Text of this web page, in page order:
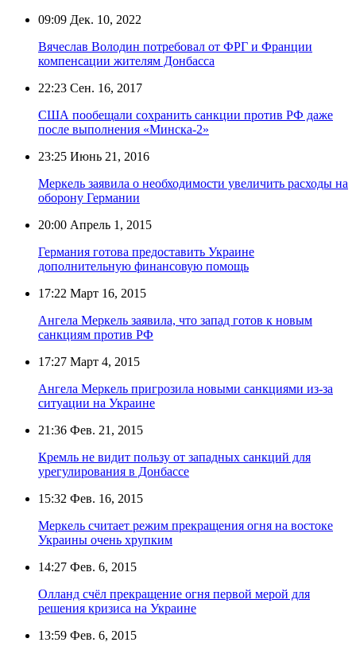
09:09 Дек. 10, 2022
Вячеслав Володин потребовал от ФРГ и Франции
компенсации жителям Донбасса
22:23 Сен. 16, 2017
США пообещали сохранить санкции против РФ даже
после выполнения «Минска-2»
23:25 Июнь 21, 2016
Меркель заявила о необходимости увеличить расходы на
оборону Германии
20:00 Апрель 1, 2015
Германия готова предоставить Украине
дополнительную финансовую помощь
17:22 Март 16, 2015
Ангела Меркель заявила, что запад готов к новым
санкциям против РФ
17:27 Март 4, 2015
Ангела Меркель пригрозила новыми санкциями из-за
ситуации на Украине
21:36 Фев. 21, 2015
Кремль не видит пользу от западных санкций для
урегулирования в Донбассе
15:32 Фев. 16, 2015
Меркель считает режим прекращения огня на востоке
Украины очень хрупким
14:27 Фев. 6, 2015
Олланд счёл прекращение огня первой мерой для
решения кризиса на Украине
13:59 Фев. 6, 2015